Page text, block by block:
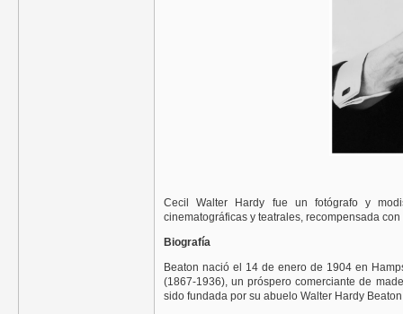
Cecil Walter Hardy fue un fotógrafo y
cinematográficas y teatrales, recompensada
Biografía
Beaton nació el 14 de enero de 1904 en
(1867-1936), un próspero comerciante de
sido fundada por su abuelo Walter Hardy